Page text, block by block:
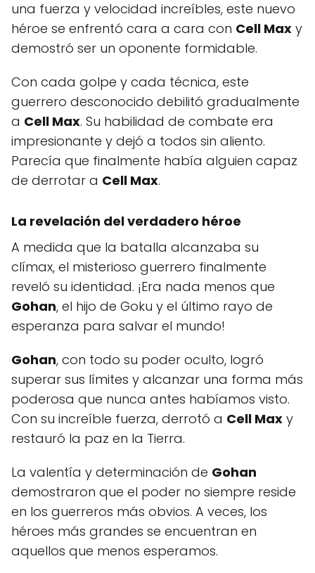
una fuerza y ​​velocidad increíbles, este nuevo
héroe se enfrentó cara a cara con Cell Max y
demostró ser un oponente formidable.
Con cada golpe y cada técnica, este
guerrero desconocido debilitó gradualmente
a Cell Max. Su habilidad de combate era
impresionante y dejó a todos sin aliento.
Parecía que finalmente había alguien capaz
de derrotar a Cell Max.
La revelación del verdadero héroe
A medida que la batalla alcanzaba su
clímax, el misterioso guerrero finalmente
reveló su identidad. ¡Era nada menos que
Gohan, el hijo de Goku y el último rayo de
esperanza para salvar el mundo!
Gohan, con todo su poder oculto, logró
superar sus límites y alcanzar una forma más
poderosa que nunca antes habíamos visto.
Con su increíble fuerza, derrotó a Cell Max y
restauró la paz en la Tierra.
La valentía y determinación de Gohan
demostraron que el poder no siempre reside
en los guerreros más obvios. A veces, los
héroes más grandes se encuentran en
aquellos que menos esperamos.